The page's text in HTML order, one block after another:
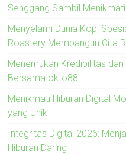
Senggang Sambil
Menyelami Dunia Kopi
Roastery Membangun Cita
Menemukan Kredibilitas
Bersama okto88
Menikmati Hiburan Digital
yang Unik
Integritas Digital 2026:
Hiburan Daring